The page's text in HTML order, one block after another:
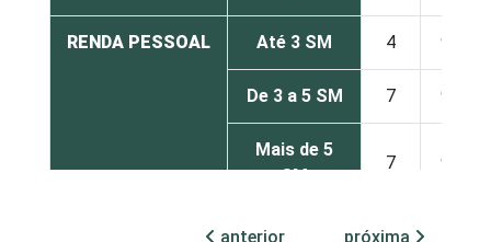
RENDA PESSOAL Até 3 SM 4 96
De 3 a 5 SM 7 93
Mais de 5
SM
7 93
Norte /
anterior próxima